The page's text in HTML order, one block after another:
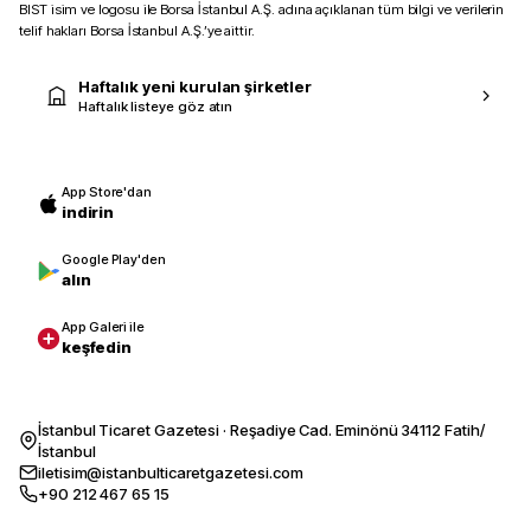
BIST isim ve logosu ile Borsa İstanbul A.Ş. adına açıklanan tüm bilgi ve verilerin
telif hakları Borsa İstanbul A.Ş.’ye aittir.
Haftalık yeni kurulan şirketler
Haftalık listeye göz atın
App Store'dan
indirin
Google Play'den
alın
App Galeri ile
keşfedin
İstanbul Ticaret Gazetesi · Reşadiye Cad. Eminönü 34112 Fatih/
İstanbul
iletisim@istanbulticaretgazetesi.com
+90 212 467 65 15